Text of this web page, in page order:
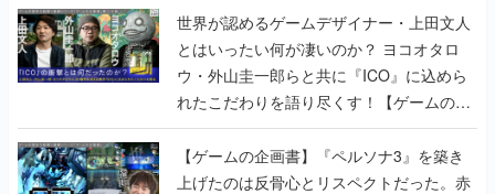
世界が認めるゲームデザイナー・上田文人
とはいったい何が凄いのか？ ヨコオタロ
ウ・外山圭一郎らと共に『ICO』に込めら
れたこだわりを語り尽くす！【ゲームの企
画書】
【ゲームの企画書】『ペルソナ3』を築き
上げたのは反骨心とリスペクトだった。赤